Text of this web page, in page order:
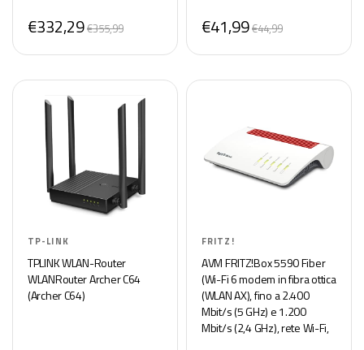
3.0, DECT), bianco/rosso
€332,29€355,99
Collega Fino a 32 Dispositivi,
Plug&Play
€41,99€44,99
TP-LINK
TPLINK WLAN-Router
WLANRouter Archer C64
(Archer C64)
FRITZ!
AVM FRITZ!Box 5590 Fiber
(Wi-Fi 6 modem in fibra ottica
(WLAN AX), fino a 2.400
Mbit/s (5 GHz) e 1.200
Mbit/s (2,4 GHz), rete Wi-Fi,